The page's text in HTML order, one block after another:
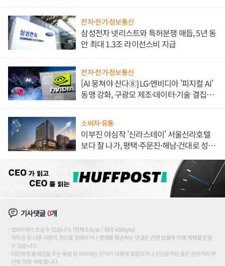
전자·전기·정보통신
삼성전자 넷리스트와 특허분쟁 매듭, 5년 동
안 최대 1.3조 라이선스비 지급
전자·전기·정보통신
[AI 뭉쳐야 산다⑧] LG·엔비디아 '피지컬 AI'
동맹 강화, 구광모 제조·데이터·기술 결집
소비자·유통
이부진 야심작 '신라스테이' 서울신라호텔
보다 잘 나가, 평택·주문진·해남·건대로 성
기사댓글0개
200자까지 쓰실 수 있습니다. (현재 0 byte / 최대 400byte)
저작권 등 다른 사람의 권리를 침해하거나 명예를 훼손하는 댓글은 관련 법률에 의해 제재를 받을
수 있습니다.
타인에게 불쾌감을 주는 욕설 등 비하하는 단어가 내용에 포함되거나 인신공격성 글은 관리자의 판
단에 의해 삭제 합니다.